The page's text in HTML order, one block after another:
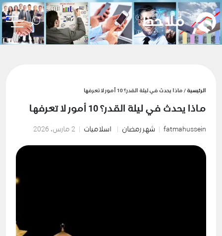
الرئيسية / ماذا يحدث في ليلة القدر؟ 10 أمور لا تعرفها
ماذا يحدث في ليلة القدر؟ 10 أمور لا تعرفها
fatmahussein شهر رمضان اسلاميات 2 مارس، 2026